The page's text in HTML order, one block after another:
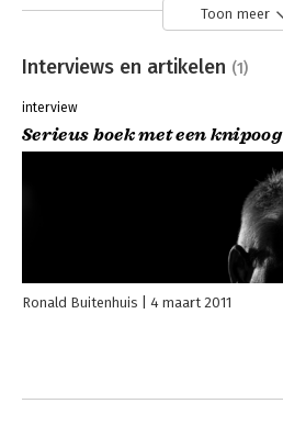
Toon meer
Interviews en artikelen (1)
interview
Serieus boek met een knipoog
Ronald Buitenhuis 4 maart 2011